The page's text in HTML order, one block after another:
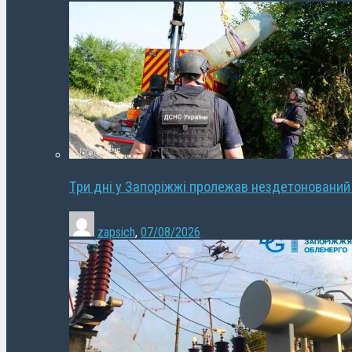
Три дні у Запоріжжі пролежав
zapsich, 07/08/2026